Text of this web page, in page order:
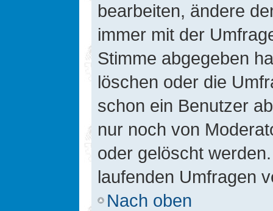
bearbeiten, ändere
immer mit der
Stimme abgegeben
löschen oder die
schon ein Benutzer
nur noch von
oder gelöscht
laufenden Umfragen
Nach oben